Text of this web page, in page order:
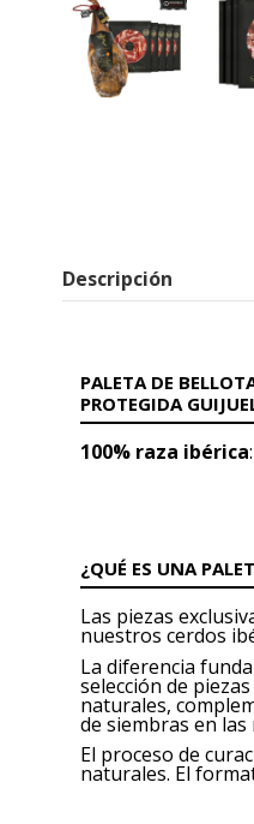
Descripción
PALETA DE
PROTEGIDA
100% raza ibérica
¿QUÉ ES UNA
Las piezas
nuestros cerdos
La diferencia
selección de
naturales,
de siembras en las
El proceso de
naturales. El